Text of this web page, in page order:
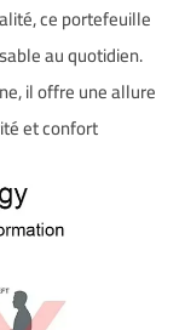
ce portefeuille
au quotidien.
il offre une allure
et confort.